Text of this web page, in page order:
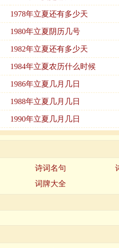
1978年立夏还有多少天
1980年立夏阴历几号
1982年立夏还有多少天
1984年立夏农历什么时候
1986年立夏几月几日
1988年立夏几月几日
1990年立夏几月几日
诗词名句
词牌大全